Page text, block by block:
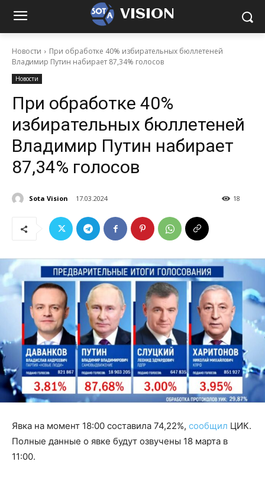
VISION
Новости
При обработке 40% избирательных бюллетеней
Владимир Путин набирает 87,34% голосов
Новости
При обработке 40%
избирательных бюллетеней
Владимир Путин набирает
87,34% голосов
Sota Vision 17.03.2024 18
Явка на момент 18:00 составила 74,22%, сообщил ЦИК.
Полные данные о явке будут озвучены 18 марта в
11:00.